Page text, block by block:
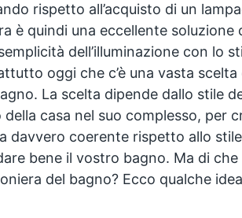
rispetto all’acquisto di un
è quindi una eccellente soluzione
dell’illuminazione con lo
oggi che c’è una vasta scelta
La scelta dipende dallo stile
della casa nel suo complesso, per
davvero coerente rispetto allo
bene il vostro bagno. Ma di che
del bagno? Ecco qualche